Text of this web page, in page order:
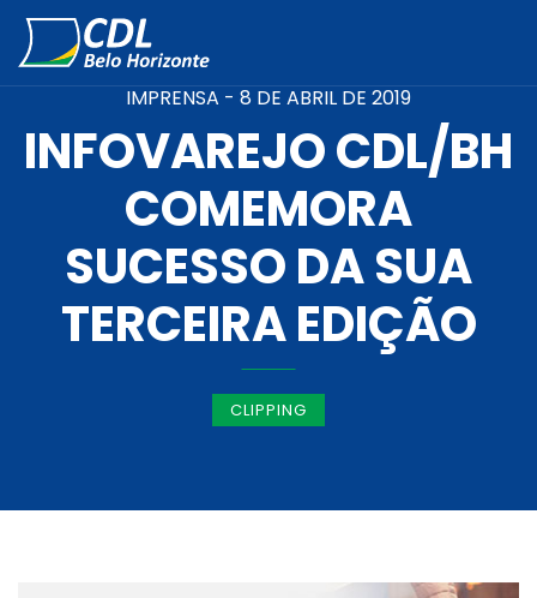
IMPRENSA - 8 DE ABRIL DE 2019
INFOVAREJO CDL/BH
COMEMORA
SUCESSO DA SUA
TERCEIRA EDIÇÃO
CLIPPING